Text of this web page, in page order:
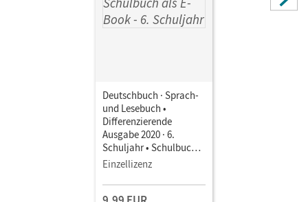
Deutschbuch · Sprach-
und Lesebuch •
Differenzierende
Ausgabe 2020 · 6.
Schuljahr • Schulbuch
als E-Book Mit Medien
Einzellizenz